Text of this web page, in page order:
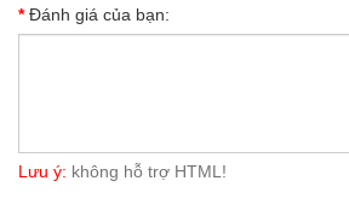
Đánh giá của bạn:
Lưu ý: không hỗ trợ HTML!